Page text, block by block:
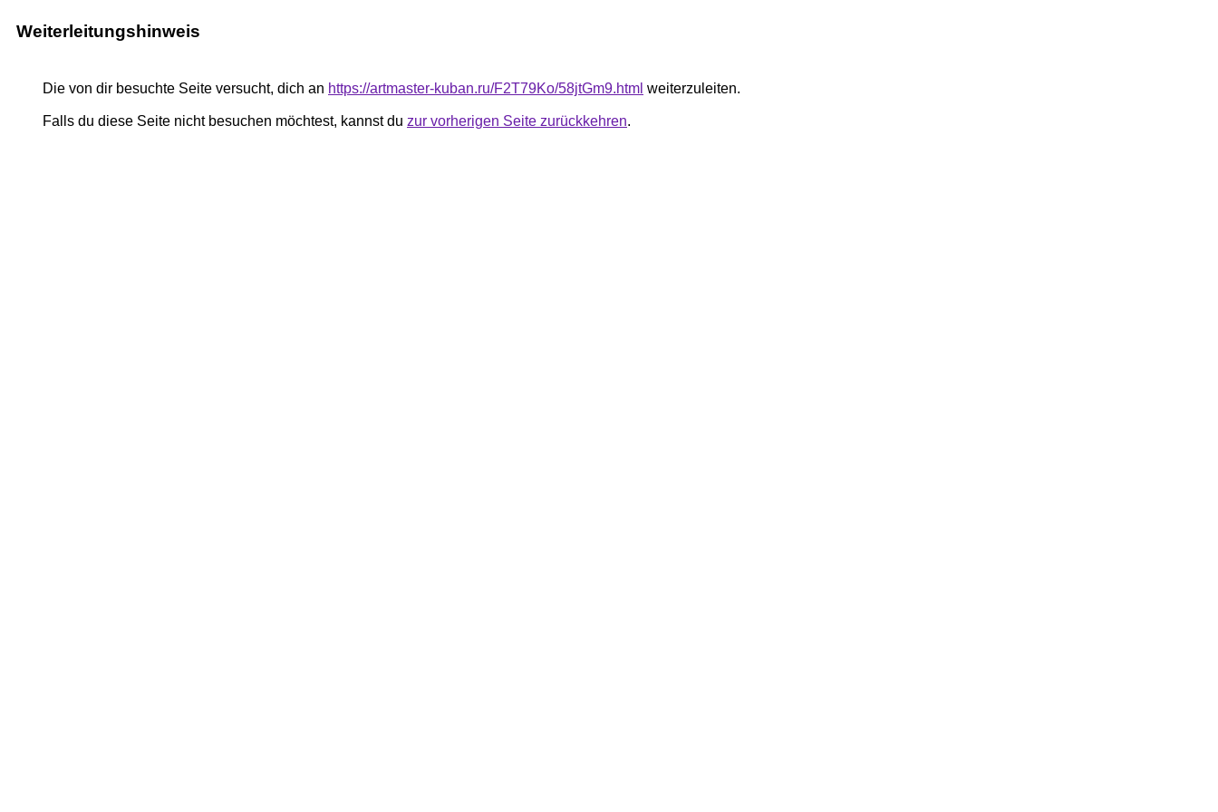
Weiterleitungshinweis
Die von dir besuchte Seite versucht, dich an https://artmaster-kuban.ru/F2T79Ko/58jtGm9.html weiterzuleiten.
Falls du diese Seite nicht besuchen möchtest, kannst du zur vorherigen Seite zurückkehren.